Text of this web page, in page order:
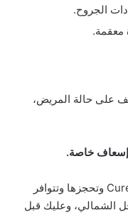
الجروح.
معقمة.
على حالة المريض،
إسعاف خاصة.
والتي يمكنك أن تتواصل مع شركة Curexmed وتحجزها وتتوافر
الشمالي، وعليك قبل